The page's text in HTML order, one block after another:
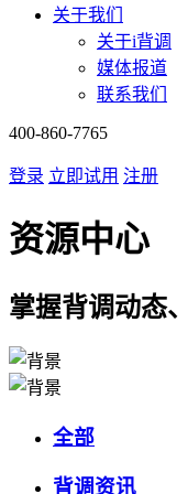
关于我们
关于i背调
媒体报道
联系我们
400-860-7765
登录 立即试用 注册
资源中心
掌握背调动态
全部
背调资讯